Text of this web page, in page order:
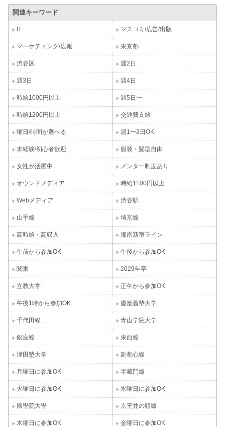
関連キーワード
IT マスコミ/広告/出版
マーケティング/広報 東京都
渋谷区 週2日
週3日 週4日
時給1000円以上 週5日〜
時給1200円以上 交通費支給
曜日/時間が選べる 週1〜2日OK
未経験/初心者歓迎 服装・髪型自由
女性が活躍中 メンター制度あり
オウンドメディア 時給1100円以上
Webメディア 渋谷駅
山手線 埼京線
高時給・高収入 湘南新宿ライン
午前から参加OK 午後から参加OK
関東 2029年卒
立教大学 正午から参加OK
午後1時から参加OK 慶應義塾大学
千代田線 青山学院大学
銀座線 東西線
津田塾大学 副都心線
月曜日に参加OK 半蔵門線
火曜日に参加OK 水曜日に参加OK
國學院大學 京王井の頭線
木曜日に参加OK 金曜日に参加OK